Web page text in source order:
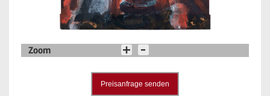
Zoom
Preisanfrage senden